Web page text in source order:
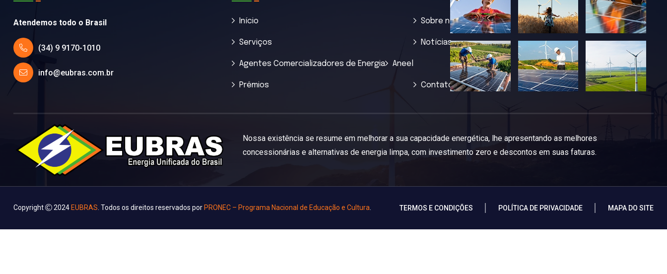
Atendemos todo o Brasil
(34) 9 9170-1010
info@eubras.com.br
Início Sobre nós
Serviços
Agentes Comercializadores de Energia Aneel
Notícias
Prêmios Contatos
Nossa existência se resume em melhorar a sua capacidade energética, lhe apresentando as melhores
concessionárias e alternativas de energia limpa, com investimento zero e descontos em suas faturas.
Copyright 2024 EUBRAS . Todos os direitos reservados por PRONEC – Programa Nacional de Educação e Cultura TERMOS E CONDIÇÕES POLÍTICA DE PRIVACIDADE MAPA DO SITE